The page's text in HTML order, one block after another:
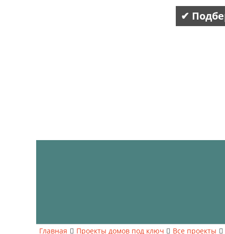
✔
Главная Проекты домов под ключ Все проекты